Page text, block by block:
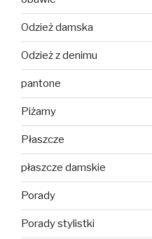
Odzież damska
Odzież z denimu
pantone
Piżamy
Płaszcze
płaszcze damskie
Porady
Porady stylistki